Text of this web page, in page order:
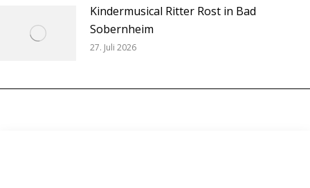
Kindermusical Ritter Rost in Bad
Sobernheim
27. Juli 2026